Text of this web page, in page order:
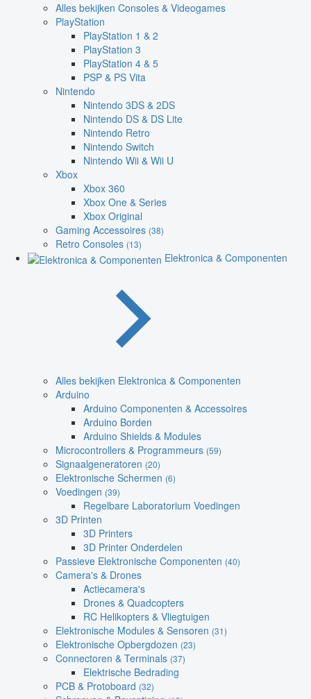
Alles bekijken Consoles & Videogames
PlayStation
PlayStation 1 & 2
PlayStation 3
PlayStation 4 & 5
PSP & PS Vita
Nintendo
Nintendo 3DS & 2DS
Nintendo DS & DS Lite
Nintendo Retro
Nintendo Switch
Nintendo Wii & Wii U
Xbox
Xbox 360
Xbox One & Series
Xbox Original
Gaming Accessoires (38)
Retro Consoles (13)
Elektronica & Componenten
Alles bekijken Elektronica & Componenten
Arduino
Arduino Componenten & Accessoires
Arduino Borden
Arduino Shields & Modules
Microcontrollers & Programmeurs (59)
Signaalgeneratoren (20)
Elektronische Schermen (6)
Voedingen (39)
Regelbare Laboratorium Voedingen
3D Printen
3D Printers
3D Printer Onderdelen
Passieve Elektronische Componenten (40)
Camera's & Drones
Actiecamera's
Drones & Quadcopters
RC Helikopters & Vliegtuigen
Elektronische Modules & Sensoren (31)
Elektronische Opbergdozen (23)
Connectoren & Terminals (37)
Elektrische Bedrading
PCB & Protoboard (32)